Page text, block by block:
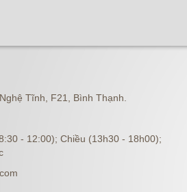
Tĩnh, F21, Bình Thạnh.
- 12:00); Chiều (13h30 - 18h00);